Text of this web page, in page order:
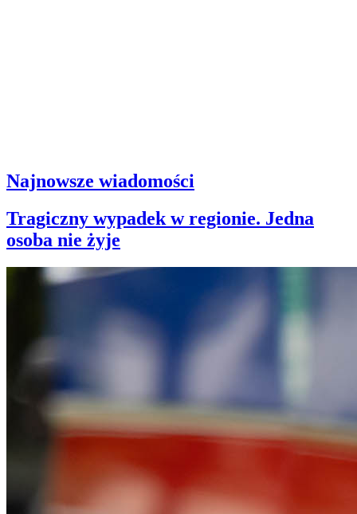
Najnowsze wiadomości
Tragiczny wypadek w regionie. Jedna
osoba nie żyje